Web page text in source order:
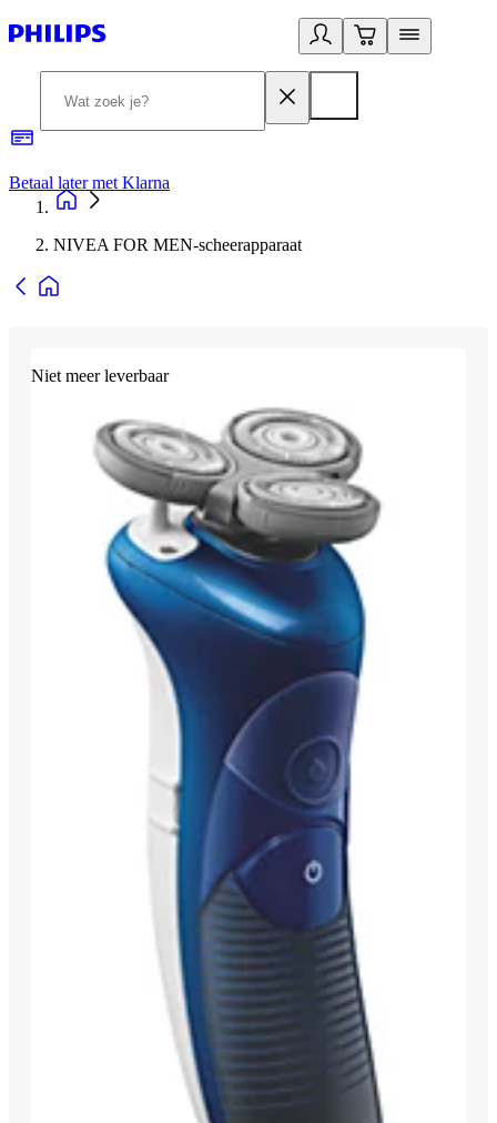
Betaal later met Klarna
NIVEA FOR MEN-scheerapparaat
Niet meer leverbaar